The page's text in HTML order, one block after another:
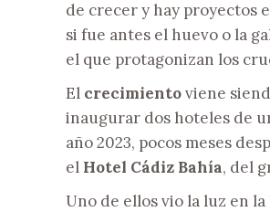
de crecer y hay proyectos
si fue antes el huevo o la
el que protagonizan los
El crecimientoviene
inaugurar dos hoteles de
año 2023, pocos meses
el Hotel Cádiz Bahía, del
Uno de ellos vio la luz en